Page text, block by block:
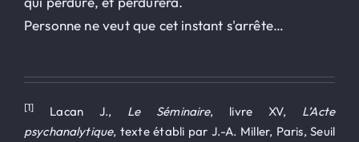
Personne ne veut que cet instant s'arrête…
[1] Lacan J., Le Séminaire, livre XV, L’Acte
psychanalytique, texte établi par J.-A. Miller, Paris, Seuil